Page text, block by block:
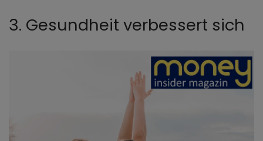
3. Gesundheit verbessert sich